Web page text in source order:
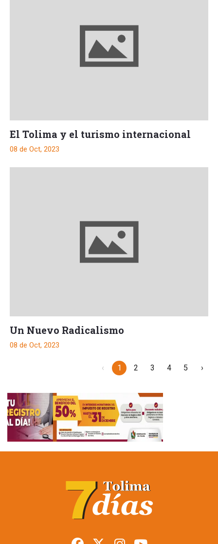
El Tolima y el turismo internacional
08 de Oct, 2023
Un Nuevo Radicalismo
08 de Oct, 2023
‹ 1 2 3 4 5 ›